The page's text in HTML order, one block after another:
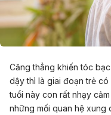
Căng thẳng khiến tóc
dậy thì là giai đoạn trẻ
tuổi này con rất nhạy
những mối quan hệ xung